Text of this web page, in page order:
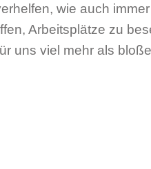
wie auch immer
Arbeitsplätze zu
uns viel mehr als bloße